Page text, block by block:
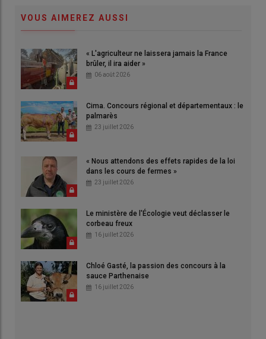
VOUS AIMEREZ AUSSI
« L'agriculteur ne laissera jamais la France
brûler, il ira aider »
06 août 2026
Cima. Concours régional et départementaux : le
palmarès
23 juillet 2026
« Nous attendons des effets rapides de la loi
dans les cours de fermes »
23 juillet 2026
Le ministère de l'Écologie veut déclasser le
corbeau freux
16 juillet 2026
Chloé Gasté, la passion des concours à la
sauce Parthenaise
16 juillet 2026